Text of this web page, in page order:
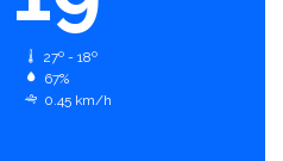
27º - 18º
67%
0.45 km/h